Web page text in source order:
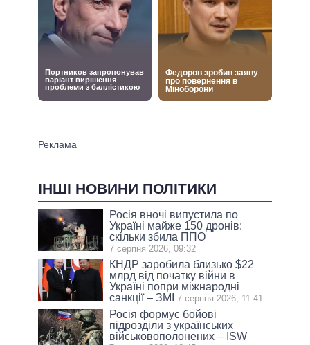
ІНШІ НОВИНИ ПОЛІТИКИ
Росія вночі випустила по
Україні майже 150 дронів:
скільки збила ППО
7 серпня 2026, 09:32
КНДР заробила близько $22
млрд від початку війни в
Україні попри міжнародні
санкції – ЗМІ
7 серпня 2026, 11:41
Росія формує бойові
підрозділи з українських
військовополонених – ISW